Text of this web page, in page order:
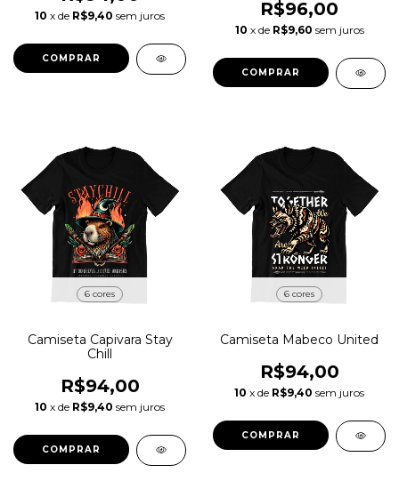
10 x de R$9,40 sem juros
COMPRAR
R$96,00
10 x de R$9,60 sem juros
COMPRAR
6 cores
Camiseta Capivara Stay
Chill
R$94,00
10 x de R$9,40 sem juros
COMPRAR
6 cores
Camiseta Mabeco United
R$94,00
10 x de R$9,40 sem juros
COMPRAR